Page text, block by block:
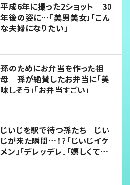
平成6年に撮った2ショット 30
年後の姿に…「美男美女」「こん
な夫婦になりたい」
孫のためにお弁当を作った祖
母 孫が絶賛したお弁当に「美
味しそう」「お弁当すごい」
じいじを駅で待つ孫たち じい
じが来た瞬間…！？「じいじイケ
メン」「デレッデレ」「嬉しくて可